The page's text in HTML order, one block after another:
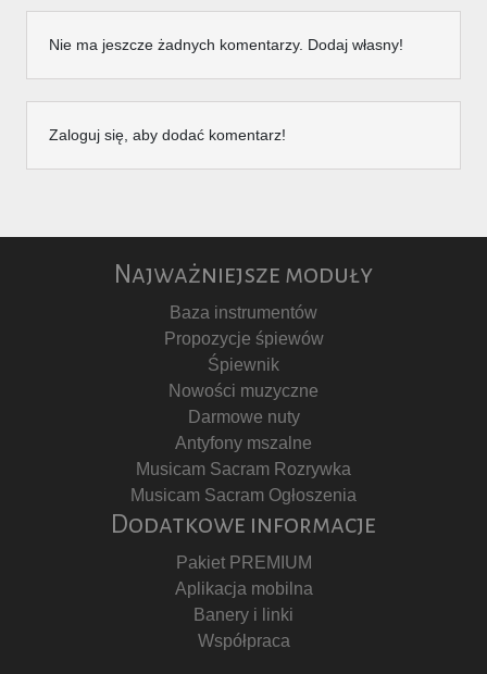
Nie ma jeszcze żadnych komentarzy. Dodaj własny!
Zaloguj się, aby dodać komentarz!
Najważniejsze moduły
Baza instrumentów
Propozycje śpiewów
Śpiewnik
Nowości muzyczne
Darmowe nuty
Antyfony mszalne
Musicam Sacram Rozrywka
Musicam Sacram Ogłoszenia
Dodatkowe informacje
Pakiet PREMIUM
Aplikacja mobilna
Banery i linki
Współpraca